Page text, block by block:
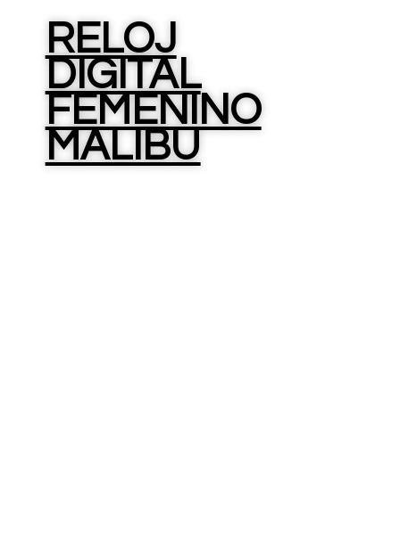
RELOJ
DIGITAL
FEMENINO
MALIBU